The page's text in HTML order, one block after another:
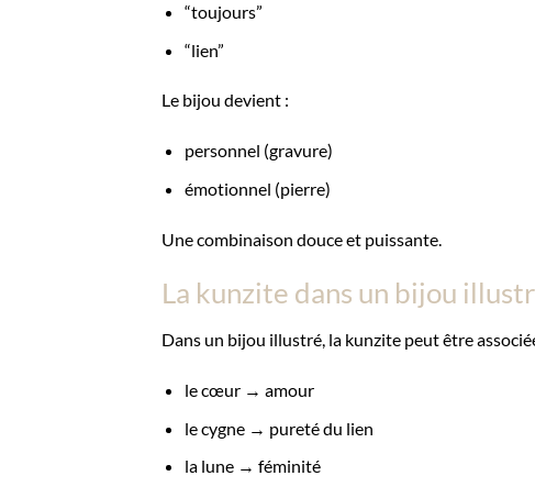
“toujours”
“lien”
Le bijou devient :
personnel (gravure)
émotionnel (pierre)
Une combinaison douce et puissante.
La kunzite dans un bijou
Dans un bijou illustré, la kunzite peut être
le cœur → amour
le cygne → pureté du lien
la lune → féminité